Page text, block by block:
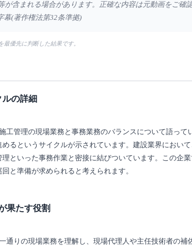
含まれる場合があります。正確な内容は元動画をご確認
幕(著作権法第32条準拠)
優先に判断した結果です。
の詳細
工管理の現場業務と事務業務のバランスについて語っ
るというサイクルが示されています。建設業界におい
といった事務作業と密接に結びついています。この企
と準備が求められると考えられます。
果たす役割
通りの現場業務を理解し、現場代理人や主任技術者の